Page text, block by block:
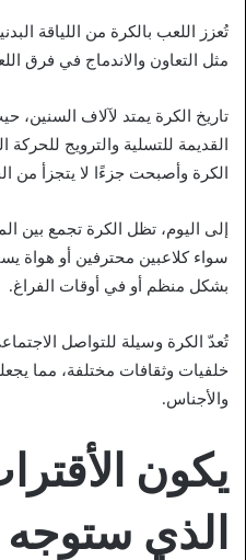
تُعزز اللعب بالكرة من اللياقة
مثل التعاون والاندماج في فرق
تاريخ الكرة يمتد لآلاف
القديمة للتسلية والترويج
الكرة وأصبحت جزءًا لا يتجزأ من
إلى اليوم، تظل الكرة تجمع بين
سواء كلاعبين محترفين أو هواة
بشكل منظم أو في أوقات الفراغ.
تُعدّ الكرة وسيلة للتواصل
خلفيات وثقافات مختلفة، مما
والأجناس.
يكون
الذي ستوجه